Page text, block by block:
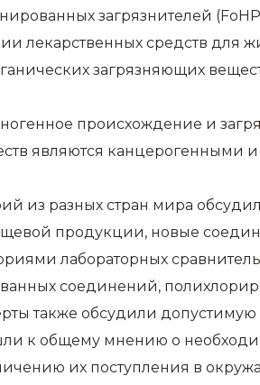
загрязнителей (
лекарственных средств для
загрязняющих
происхождение и
являются канцерогенными
из разных стран мира
продукции, новые
лабораторных
соединений,
также обсудили
к общему мнению о
их поступления в